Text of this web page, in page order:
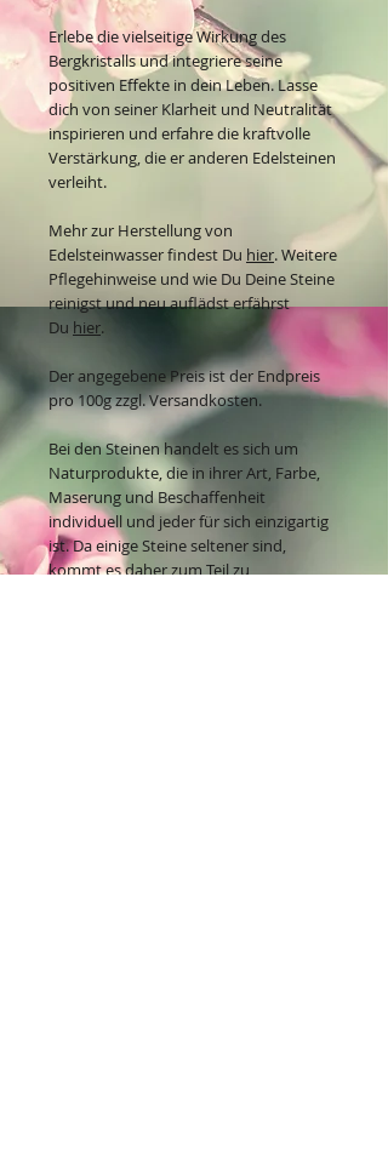
Erlebe die vielseitige Wirkung des
Bergkristalls und integriere seine
positiven Effekte in dein Leben. Lasse
dich von seiner Klarheit und Neutralität
inspirieren und erfahre die kraftvolle
Verstärkung, die er anderen Edelsteinen
verleiht.
Mehr zur Herstellung von
Edelsteinwasser findest Du hier. Weitere
Pflegehinweise und wie Du Deine Steine
reinigst und neu auflädst erfährst
Du hier.
Der angegebene Preis ist der Endpreis
pro 100g zzgl. Versandkosten.
Bei den Steinen handelt es sich um
Naturprodukte, die in ihrer Art, Farbe,
Maserung und Beschaffenheit
individuell und jeder für sich einzigartig
ist. Da einige Steine seltener sind,
kommt es daher zum Teil zu